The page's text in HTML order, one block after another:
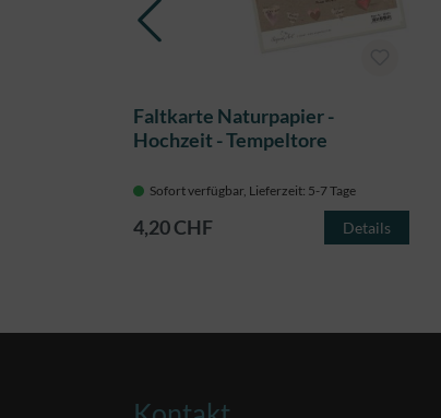
Faltkarte Naturpapier -
Hochzeit - Tempeltore
Sofort verfügbar, Lieferzeit: 5-7 Tage
4,20 CHF Details